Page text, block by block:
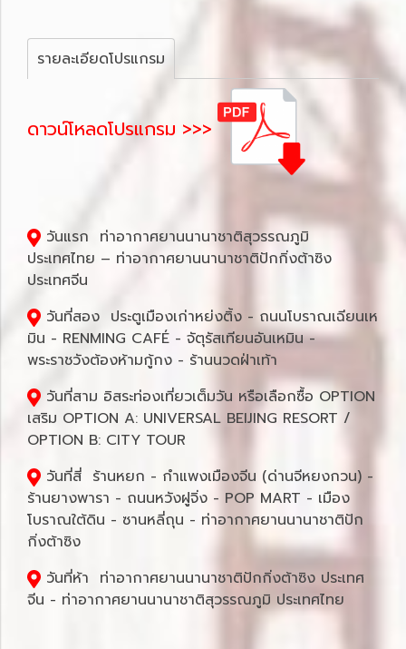
รายละเอียดโปรแกรม
ดาวน์โหลดโปรแกรม >>>
วันแรก ท่าอากาศยานนานาชาติสุวรรณภูมิ
ประเทศไทย – ท่าอากาศยานนานาชาติปักกิ่งต้าซิง
ประเทศจีน
วันที่สอง ประตูเมืองเก่าหย่งติ้ง - ถนนโบราณเฉียนเห
มิน - RENMING CAFÉ - จัตุรัสเทียนอันเหมิน -
พระราชวังต้องห้ามกู้กง - ร้านนวดฝ่าเท้า
วันที่สาม อิสระท่องเที่ยวเต็มวัน หรือเลือกซื้อ OPTION
เสริม OPTION A: UNIVERSAL BEIJING RESORT /
OPTION B: CITY TOUR
วันที่สี่ ร้านหยก - กำแพงเมืองจีน (ด่านจีหยงกวน) -
ร้านยางพารา - ถนนหวังฝูจิ่ง - POP MART - เมือง
โบราณใต้ดิน - ซานหลี่ถุน - ท่าอากาศยานนานาชาติปัก
กิ่งต้าซิง
วันที่ห้า ท่าอากาศยานนานาชาติปักกิ่งต้าซิง ประเทศ
จีน - ท่าอากาศยานนานาชาติสุวรรณภูมิ ประเทศไทย